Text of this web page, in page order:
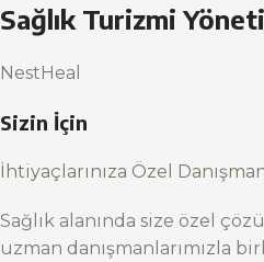
Sağlık Turizmi
NestHeal
Sizin İçin
İhtiyaçlarınıza Özel
Sağlık alanında size özel
uzman danışmanlarımızla